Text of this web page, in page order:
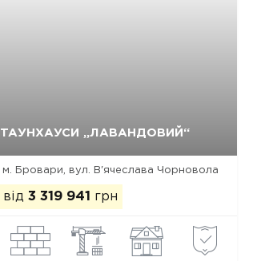
ТАУНХАУСИ „ЛАВАНДОВИЙ“
м. Бровари, вул. В'ячеслава Чорновола
від 3 319 941 грн